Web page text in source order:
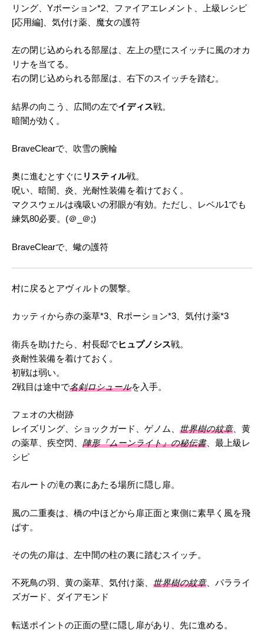
リング、Yポーション*2、ファイアエレメント、上級レシピ
[応用編]、気付け薬、魔女の護符
左の閉じ込められる部屋は、左上の壁にスイッチに風のオカ
リナを当てる。
右の閉じ込められる部屋は、右下のスイッチを踏む。
結界の向こう、広間の左でイディス戦。
暗闇が効く。
BraveClearで、吹雪の腕輪
奥に進むとすぐに リスティル戦。
呪い、暗闇、炎、光耐性装備を着けておく。
マクスウェルは魂吸いの邪眼が有効。ただし、レベル1でも
練気80必要。(＠_＠;)
BraveClearで、蠍の護符
村に戻るとアヴィルトの襲撃。
カッティから赤の薬草*3、Rポーション*3、気付け薬*3
衛兵を助けたら、村長邸で ヒュプノシス戦。
炎耐性装備を着けておく。
初戦は弱い。
2戦目は途中で名剣ロシュールを入手。
フェオの大樹跡
レイズリング、ショックガード、ゲノム、 世界樹の紋章、黄
の薬草、疾空閃、 陣形『ムーンライト』の秘伝書、最上級レ
シピ
右ルートの滝の裏にあたる場所に隠し扉。
風の二重奏は、橋の中ほどから扉正面と東側に素早く風を飛
ばす。
その先の扉は、左中間の柱の裏に踏むスイッチ。
不死鳥の羽、黄の薬草、気付け薬、 世界樹の紋章、パラライ
ズガード、ダイアモンド
転送ポイントの正面の壁に隠し扉があり、先に進める。